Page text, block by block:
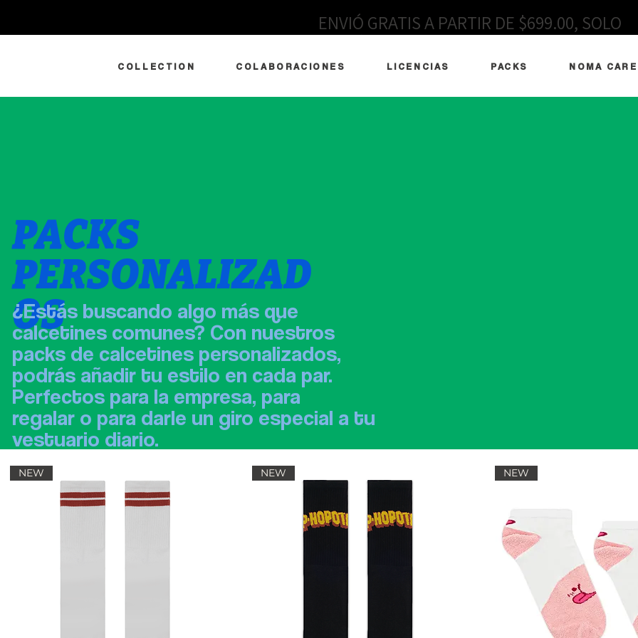
ENVIÓ GRATIS A PARTIR DE $699.00, SOLO
COLLECTION COLABORACIONES LICENCIAS PACKS NOMA CARE
PACKS
PERSONALIZAD
OS
¿Estás buscando algo más que
calcetines comunes? Con nuestros
packs de calcetines personalizados,
podrás añadir tu estilo en cada par.
Perfectos para la empresa, para
regalar o para darle un giro especial a tu
vestuario diario.
NEW NEW NEW